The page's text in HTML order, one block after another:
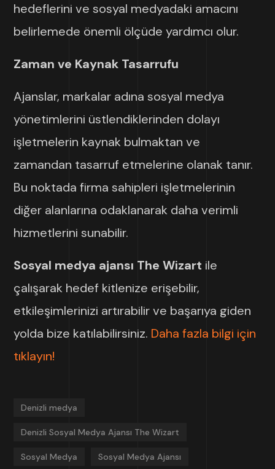
hedeflerini ve sosyal medyadaki amacını
belirlemede önemli ölçüde yardımcı olur.
Zaman ve Kaynak Tasarrufu
Ajanslar, markalar adına sosyal medya
yönetimlerini üstlendiklerinden dolayı
işletmelerin kaynak bulmaktan ve
zamandan tasarruf etmelerine olanak tanır.
Bu noktada firma sahipleri işletmelerinin
diğer alanlarına odaklanarak daha verimli
hizmetlerini sunabilir.
Sosyal medya ajansı The Wizart ile
çalışarak hedef kitlenize erişebilir,
etkileşimlerinizi artırabilir ve başarıya giden
yolda bize katılabilirsiniz. Daha fazla bilgi için
tıklayın!
Denizli medya
Denizli Sosyal Medya Ajansı The Wizart
Sosyal Medya Sosyal Medya Ajansı